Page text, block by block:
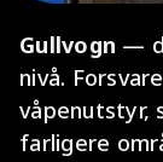
Gullvogn —
nivå.
våpenutstyr,
farligere